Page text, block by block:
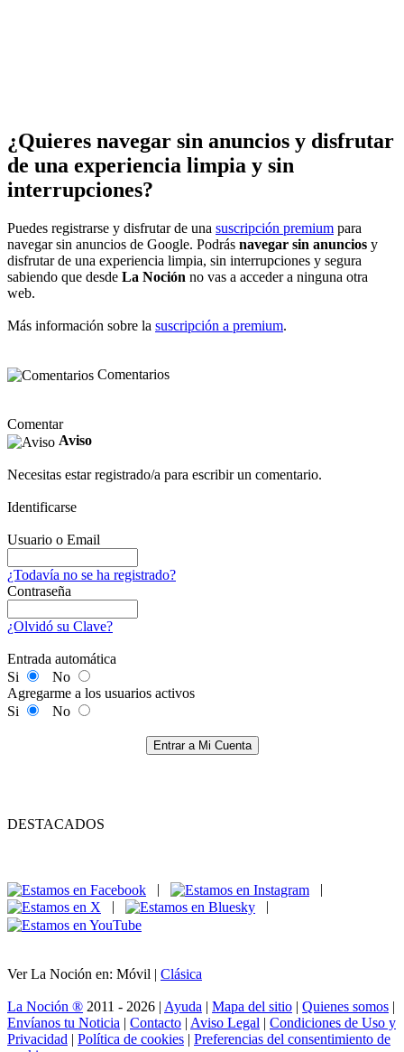
¿Quieres navegar sin anuncios y disfrutar
de una experiencia limpia y sin
interrupciones?
Puedes registrarse y disfrutar de una suscripción premium para
navegar sin anuncios de Google. Podrás navegar sin anuncios y
disfrutar de una experiencia limpia, sin interrupciones y segura
sabiendo que desde La Noción no vas a acceder a ninguna otra
web.
Más información sobre la suscripción a premium.
Comentarios
Comentar
Aviso
Necesitas estar registrado/a para escribir un comentario.
Identificarse
Usuario o Email
¿Todavía no se ha registrado?
Contraseña
¿Olvidó su Clave?
Entrada automática
Si
No
Agregarme a los usuarios activos
Si
No
Entrar a Mi Cuenta
DESTACADOS
|
|
|
|
Ver La Noción en: Móvil | Clásica
La Noción ® 2011 - 2026 | Ayuda | Mapa del sitio | Quienes somos |
Envíanos tu Noticia | Contacto | Aviso Legal | Condiciones de Uso y
Privacidad | Política de cookies | Preferencias del consentimiento de